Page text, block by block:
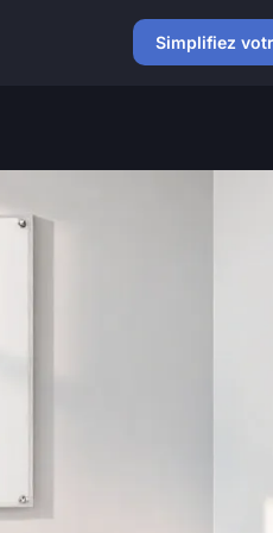
Simplifiez